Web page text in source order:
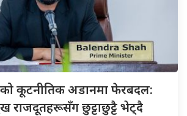
कूटनीतिक अडानमा फेरबदल:
राजदूतहरूसँग छुट्टाछुट्टै भेट्दै